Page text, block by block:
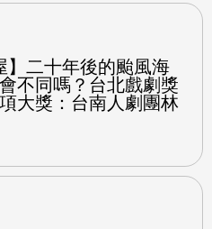
】二十年後的颱風海
不同嗎？台北戲劇獎
大獎：台南人劇團林